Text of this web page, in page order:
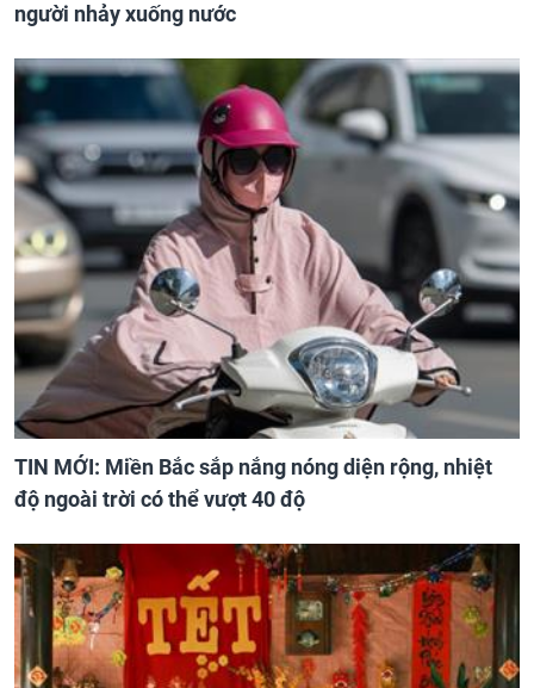
người nhảy xuống nước
TIN MỚI: Miền Bắc sắp nắng nóng diện rộng, nhiệt
độ ngoài trời có thể vượt 40 độ